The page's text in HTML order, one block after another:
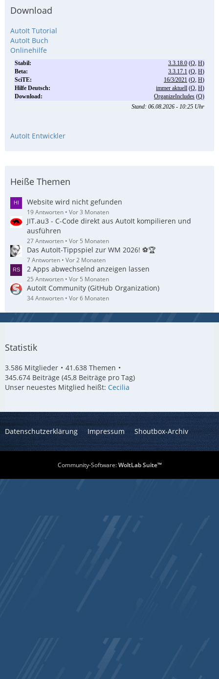
Download
AutoIt Tutorial
AutoIt Buch
Onlinehilfe
AutoIt Entwickler
Heiße Themen
Website wird nicht gefunden
19 Antworten Vor 3 Monaten
JIT.au3 - C-Code direkt aus AutoIt kompilieren und
ausführen
27 Antworten Vor 5 Monaten
Das AutoIt-Tippspiel zur WM 2026! ⚽🏆
7 Antworten Vor 2 Monaten
2 Apps abwechselnd anzeigen lassen
25 Antworten Vor 5 Monaten
AutoIt Community (GitHub Organization)
34 Antworten Vor 6 Monaten
Statistik
3.586 Mitglieder
41.638 Themen
345.674 Beiträge (45,8 Beiträge pro Tag)
Unser neuestes Mitglied heißt: Cecilia
Datenschutzerklärung Impressum Shoutbox-Archiv
Community-Software:WoltLab Suite™